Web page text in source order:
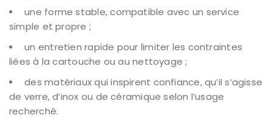
une forme stable, compatible avec un service
simple et propre ;
un entretien rapide pour limiter les contraintes
liées à la cartouche ou au nettoyage ;
des matériaux qui inspirent confiance, qu’il s’agisse
de verre, d’inox ou de céramique selon l’usage
recherché.